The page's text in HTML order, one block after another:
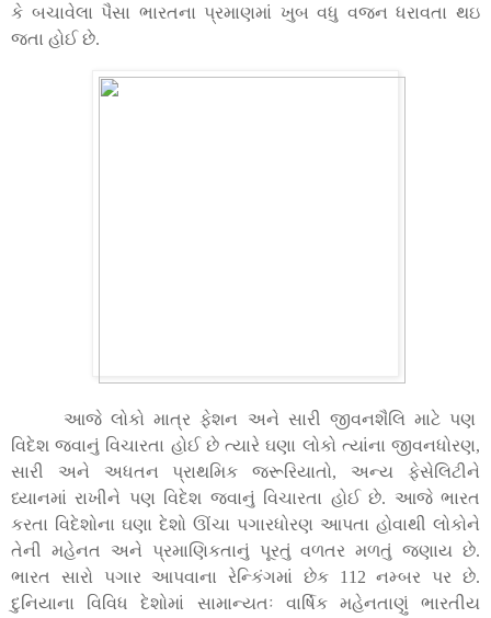
કે બચાવેલા પૈસા ભારતના પ્રમાણમાં ખુબ વધુ વજન ધરાવતા થઇ
જતા હોઈ છે.
આજે લોકો માત્ર ફેશન અને સારી જીવનશૈલિ માટે પણ
વિદેશ જવાનું વિચારતા હોઈ છે ત્યારે ઘણા લોકો ત્યાંના જીવનધોરણ,
સારી અને અધતન પ્રાથમિક જરૂરિયાતો, અન્ય ફેસેલિટીને
ધ્યાનમાં રાખીને પણ વિદેશ જવાનું વિચારતા હોઈ છે. આજે ભારત
કરતા વિદેશોના ઘણા દેશો ઊંચા પગારધોરણ આપતા હોવાથી લોકોને
તેની મહેનત અને પ્રમાણિકતાનું પૂરતું વળતર મળતું જણાય છે.
ભારત સારો પગાર આપવાના રેન્કિંગમાં છેક 112 નમ્બર પર છે.
દુનિયાના વિવિધ દેશોમાં સામાન્યતઃ વાર્ષિક મહેનતાણું ભારતીય